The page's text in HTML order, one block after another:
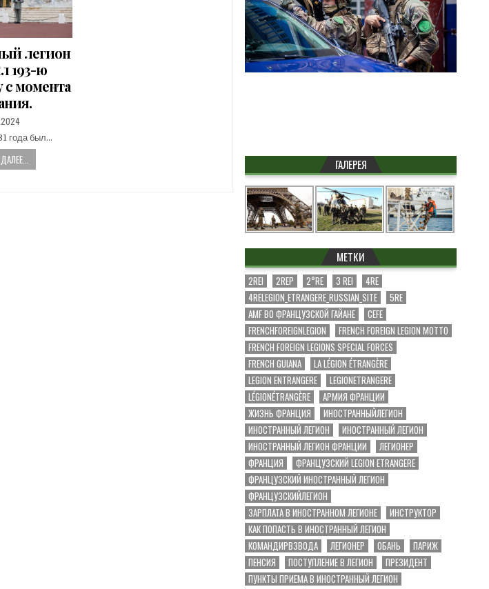
легион
193-ю
момента
года был…
ГАЛЕРЕЯ
МЕТКИ
2REI 2REP 2°RE 3 REI
4RE
4RELEGION_ETRANGERE_RUSSIAN_SITE
5RE
AMF ВО ФРАНЦУЗСКОЙ ГАЙАНЕ
CEFE
FRENCHFOREIGNLEGION
FRENCH FOREIGN LEGION MOTTO
FRENCH FOREIGN LEGIONS SPECIAL FORCES
FRENCH GUIANA
LA LÉGION ÉTRANGÈRE
LEGION ENTRANGERE
LEGIONETRANGERE
LÉGIONÉTRANGÈRE
АРМИЯ ФРАНЦИИ
ЖИЗНЬ ФРАНЦИЯ
ИНОСТРАННЫЙЛЕГИОН
ИНОСТРАННЫЙ ЛЕГИОН
ИНОСТРАННЫЙ ЛЕГИОН
ИНОСТРАННЫЙ ЛЕГИОН ФРАНЦИИ
ЛЕГИОНЕР
ФРАНЦИЯ
ФРАНЦУЗСКИЙ LEGION ETRANGERE
ФРАНЦУЗСКИЙ ИНОСТРАННЫЙ ЛЕГИОН
ФРАНЦУЗСКИЙЛЕГИОН
ЗАРПЛАТА В ИНОСТРАННОМ ЛЕГИОНЕ
ИНСТРУКТОР
КАК ПОПАСТЬ В ИНОСТРАННЫЙ ЛЕГИОН
КОМАНДИРВЗВОДА
ЛЕГИОНЕР ОБАНЬ
ПАРИЖ
ПЕНСИЯ
ПОСТУПЛЕНИЕ В ЛЕГИОН
ПРЕЗИДЕНТ
ПУНКТЫ ПРИЕМА В ИНОСТРАННЫЙ ЛЕГИОН